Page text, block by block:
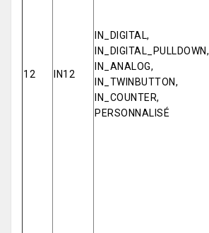
12 IN12
IN_DIGITAL,
IN_DIGITAL_PULLDOWN,
IN_ANALOG,
IN_TWINBUTTON,
IN_COUNTER,
PERSONNALISÉ